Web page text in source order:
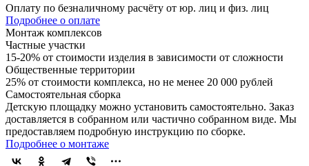
Оплату по безналичному расчёту от юр. лиц и физ. лиц
Подробнее о оплате
Монтаж комплексов
Частные участки
15-20% от стоимости изделия в зависимости от сложности
Общественные территории
25% от стоимости комплекса, но не менее 20 000 рублей
Самостоятельная сборка
Детскую площадку можно установить самостоятельно. Заказ
доставляется в собранном или частично собранном виде. Мы
предоставляем подробную инструкцию по сборке.
Подробнее о монтаже